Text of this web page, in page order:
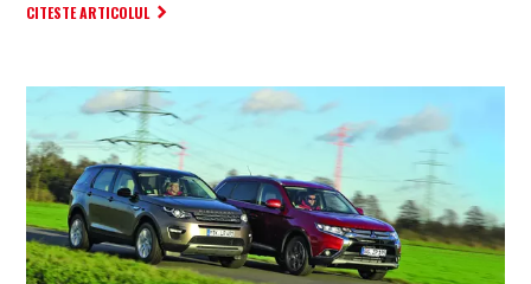
CITESTE ARTICOLUL